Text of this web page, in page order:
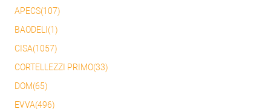
APECS(107)
BAODELI(1)
CISA(1057)
CORTELLEZZI PRIMO(33)
DOM(65)
EVVA(496)